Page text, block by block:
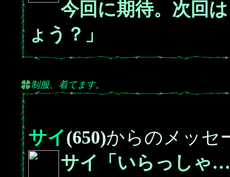
今回に期待。次回
ょう？」
制服、着てます。
サイ(650)からのメッセ
サイ「いらっし